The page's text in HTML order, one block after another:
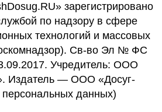
зарегистрировано
по надзору в сфере
технологий и массовых
Св-во Эл № ФС
Учредитель: ООО
Издатель — ООО «Досуг-
данных)